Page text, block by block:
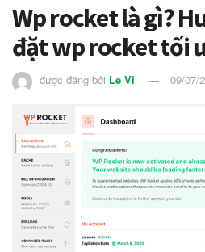
Wp rocket là gì?
đặt wp rocket tối
được đăng bởi Le Vi 09/07/